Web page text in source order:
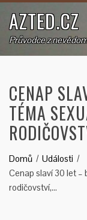
AZTED.CZ
Průvodce z
CENAP
TÉMA
Domů
Události
Cenap slaví 30 let
rodičovství,…